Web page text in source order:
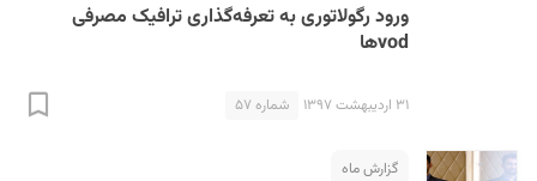
ورود رگولاتوری به تعرفه‌گذاری ترافیک مصرفی
vodها
۳۱ اردیبهشت ۱۳۹۷ شماره ۵۷
گزارش ماه